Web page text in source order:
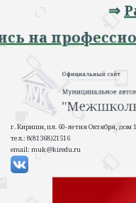
на
г. Кириши, пл. 60-летия Октября, дом 1
тел.: 8(81368)21516
email: muk@kiredu.ru